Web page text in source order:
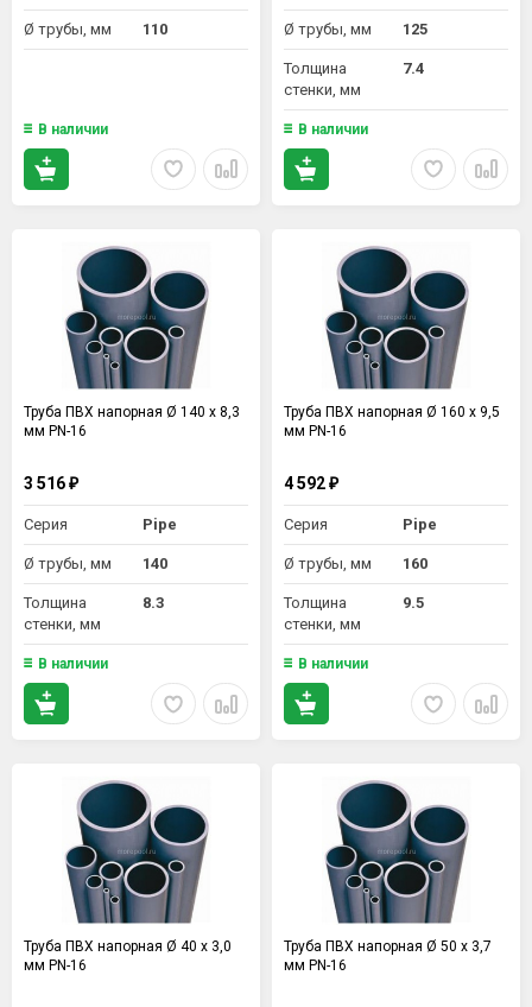
Ø трубы, мм 110
В наличии
Ø трубы, мм 125
Толщина
стенки, мм
7.4
В наличии
Труба ПВХ напорная Ø 140 х 8,3
мм PN-16
3 516 ₽
Серия Pipe
Ø трубы, мм 140
Толщина
стенки, мм
8.3
В наличии
Труба ПВХ напорная Ø 160 х 9,5
мм PN-16
4 592 ₽
Серия Pipe
Ø трубы, мм 160
Толщина
стенки, мм
9.5
В наличии
Труба ПВХ напорная Ø 40 х 3,0
мм PN-16
Труба ПВХ напорная Ø 50 х 3,7
мм PN-16